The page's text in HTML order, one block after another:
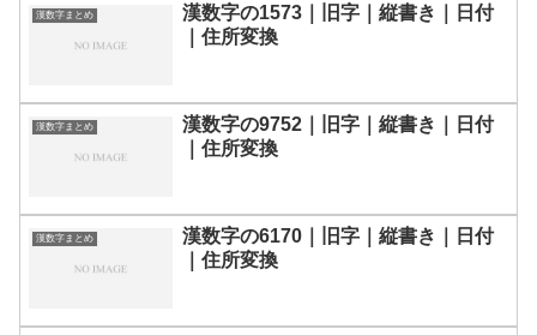
漢数字まとめ
漢数字の1573｜旧字｜縦書き｜日付
｜住所変換
漢数字まとめ
漢数字の9752｜旧字｜縦書き｜日付
｜住所変換
漢数字まとめ
漢数字の6170｜旧字｜縦書き｜日付
｜住所変換